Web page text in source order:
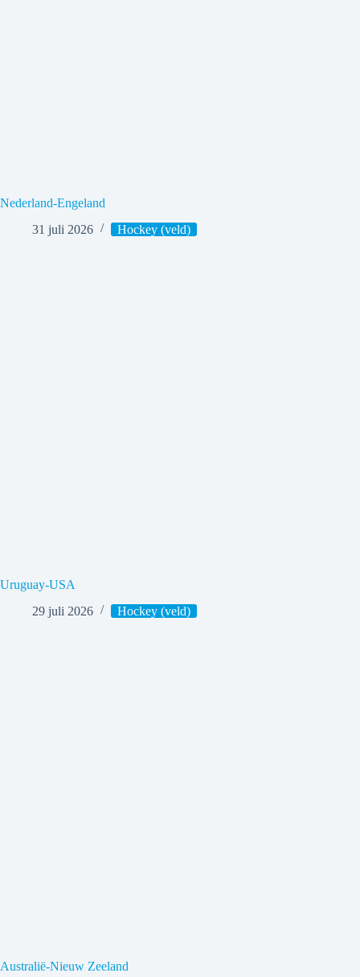
Nederland-Engeland
31 juli 2026
Hockey (veld)
Uruguay-USA
29 juli 2026
Hockey (veld)
Australië-Nieuw Zeeland